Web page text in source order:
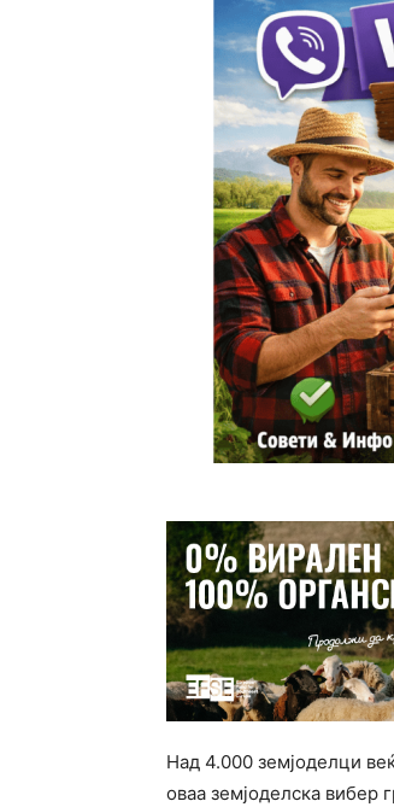
Над 4.000 земјоделци
оваа земјоделска вибер